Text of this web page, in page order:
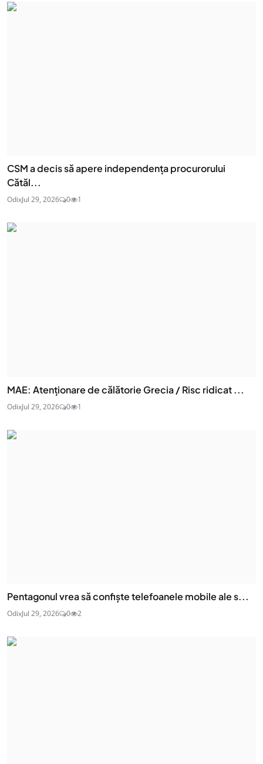
CSM a decis să apere independența procurorului
Cătăl...
OdixJul 29, 2026 0 1
MAE: Atenţionare de călătorie Grecia / Risc ridicat ...
OdixJul 29, 2026 0 1
Pentagonul vrea să confiște telefoanele mobile ale s...
OdixJul 29, 2026 0 2